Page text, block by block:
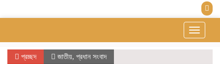
Toggle
প্রচ্ছদ জাতীয়, প্রধান সংবাদ